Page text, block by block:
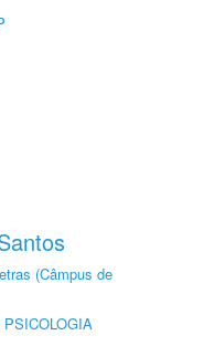
(Câmpus de
PSICOLOGIA